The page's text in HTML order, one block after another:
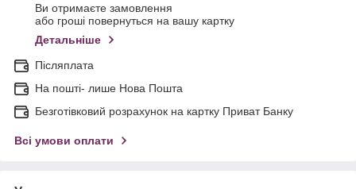
Ви отримаєте замовлення
або гроші повернуться на вашу картку
Детальніше
Післяплата
На пошті- лише Нова Пошта
Безготівковий розрахунок на картку Приват Банку
Всі умови оплати